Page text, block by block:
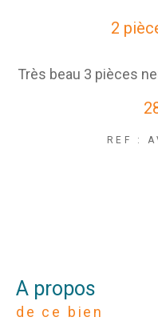
2
Très beau 3 pièces
REF :
a propos
de ce bien